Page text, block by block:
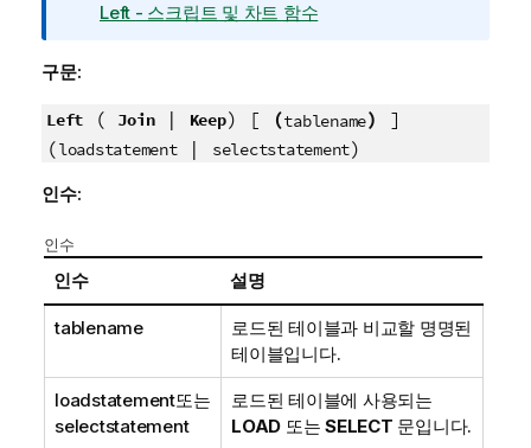
보
Left - 스크립트 및 차트 함수
구문:
Left ( Join| Keep) [ (tablename)
]
(loadstatement| selectstatement)
인수:
인수
인수 설명
tablename
로드된 테이블과 비교할 명명된
테이블입니다.
loadstatement또는
selectstatement
로드된 테이블에 사용되는
LOAD 또는 SELECT 문입니다.